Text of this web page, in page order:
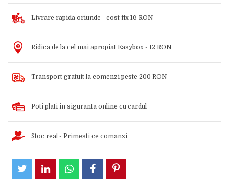
Livrare rapida oriunde - cost fix 16 RON
Ridica de la cel mai apropiat Easybox - 12 RON
Transport gratuit la comenzi peste 200 RON
Poti plati in siguranta online cu cardul
Stoc real - Primesti ce comanzi